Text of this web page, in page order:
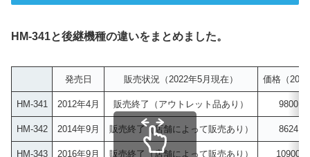
HM-341と後継機種の違いをまとめました。
発売日 販売状況（2022年5月現在） 価格（
HM-341 2012年4月 販売終了（アウトレット品あり） 9800円
HM-342 2014年9月 販売終了（店舗によって販売あり） 8624円
HM-343 2016年9月 販売終了（店舗によって販売あり） 10900